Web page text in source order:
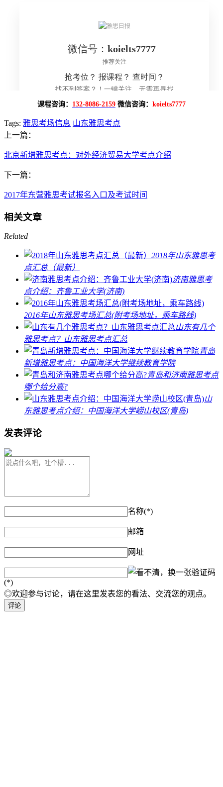
课程咨询： 132-8086-2159 微信咨询： koielts7777
Tags: 雅思考场信息 山东雅思考点
上一篇：
北京新增雅思考点：对外经济贸易大学考点介绍
下一篇：
2017年东营雅思考试报名入口及考试时间
相关文章
Related
2018年山东雅思考
点汇总（最新）
济南雅思考
点介绍：齐鲁工业大学(济南)
2016年山东雅思考场汇总(附考场地址，乘车路线)
山东有几个
雅思考点？山东雅思考点汇总
青岛
新增雅思考点：中国海洋大学继续教育学院
青岛和济南雅思考点
哪个给分高?
山
东雅思考点介绍：中国海洋大学崂山校区(青岛)
发表评论
名称(*)
邮箱
网址
验证码
(*)
◎欢迎参与讨论，请在这里发表您的看法、交流您的观点。